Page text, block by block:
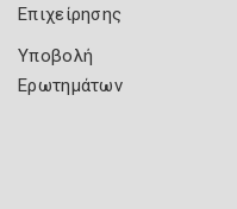
Επιχείρησης
Υποβολή
Ερωτημάτων